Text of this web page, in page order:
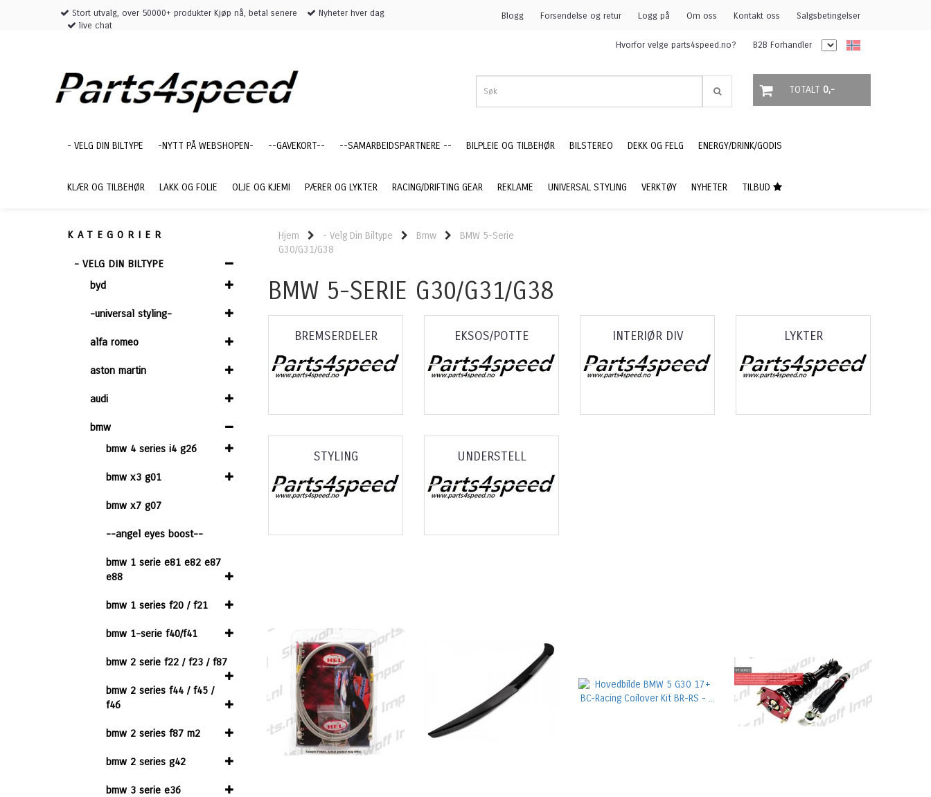
Stort utvalg, over 50000+ produkter Kjøp nå, betal senere
Nyheter hver dag
live chat
Blogg Forsendelse og retur Logg på Om oss Kontakt oss Salgsbetingelser
Hvorfor velge parts4speed.no? B2B Forhandler
TOTALT 0,-
- VELG DIN BILTYPE -NYTT PÅ WEBSHOPEN- --GAVEKORT-- --SAMARBEIDSPARTNERE -- BILPLEIE OG TILBEHØR BILSTEREO DEKK OG FELG ENERGY/DRINK/GODIS
KLÆR OG TILBEHØR LAKK OG FOLIE OLJE OG KJEMI PÆRER OG LYKTER RACING/DRIFTING GEAR REKLAME UNIVERSAL STYLING VERKTØY NYHETER TILBUD
KATEGORIER
- VELG DIN BILTYPE
byd
-universal styling-
alfa romeo
aston martin
audi
bmw
bmw 4 series i4 g26
bmw x3 g01
bmw x7 g07
--angel eyes boost--
bmw 1 serie e81 e82 e87
e88
bmw 1 series f20 / f21
bmw 1-serie f40/f41
bmw 2 serie f22 / f23 / f87
bmw 2 series f44 / f45 /
f46
bmw 2 series f87 m2
bmw 2 series g42
bmw 3 serie e36
Hjem - Velg Din Biltype Bmw
BMW 5-Serie
G30/G31/G38
BMW 5-SERIE G30/G31/G38
BREMSERDELER EKSOS/POTTE INTERIØR DIV LYKTER
STYLING UNDERSTELL